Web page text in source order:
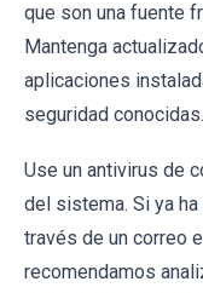
que son una fuente
Mantenga
aplicaciones
seguridad conocidas.
Use un antivirus de
del sistema. Si ya
través de un correo
recomendamos